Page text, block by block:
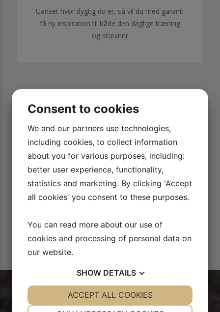
Uanset hvor dygtig du er, så vil du med garanti
få ny inspiration til både den daglige træning
og stævner
Vi kan i ro og
afprøve det
lægges vægt på
os begge.
Rid Bedre TV’s videoer med har hjulpet mig
specielt de videoer med opvarmning af hesten.
trave sin hest af.Cecilie Lyngvild
Consent to cookies
We and our partners use technologies,
including cookies, to collect information
about you for various purposes, including:
better user experience, functionality,
statistics and marketing. By clicking 'Accept
all cookies' you consent to these purposes.
You can read more about our use of
cookies and processing of personal data on
our website.
SHOW DETAILS
YES NO YES NO
ACCEPT ALL COOKIES